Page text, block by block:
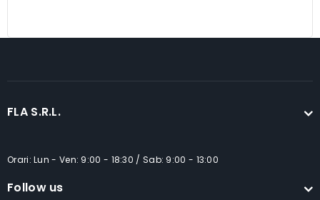
FLA S.R.L.
Orari: Lun - Ven: 9:00 - 18:30 / Sab: 9:00 - 13:00
Follow us